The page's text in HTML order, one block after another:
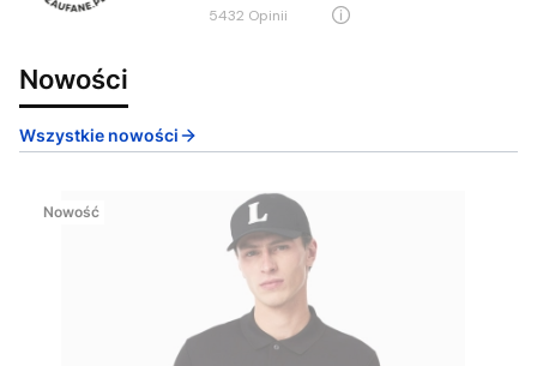
5432 opinii
Nowości
Wszystkie nowości
Nowość